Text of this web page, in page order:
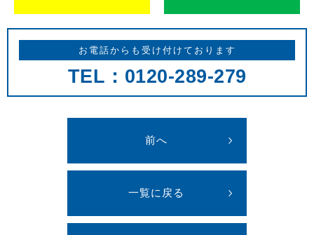
お電話からも受け付けております
TEL：0120-289-279
前へ
一覧に戻る